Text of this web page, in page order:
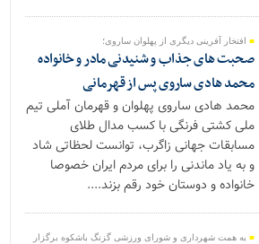
افتخار آفرینی دیگری از پهلوان ساروی؛
صحبت های جذاب و شنیدنی مادر و خانواده
محمد هادی ساروی پس از قهرمانی
محمد هادی ساروی پهلوان و قهرمان آملی تیم
ملی کشتی فرنگی با کسب مدال طلای
مسابقات جهانی زاگرب، توانست لحظاتی شاد
و به یاد ماندنی را برای مردم ایران خصوصا
خانواده و دوستان خود رقم بزند....
به همت شهرداری و شورای ورزشی گزنگ باشکوه برگزار